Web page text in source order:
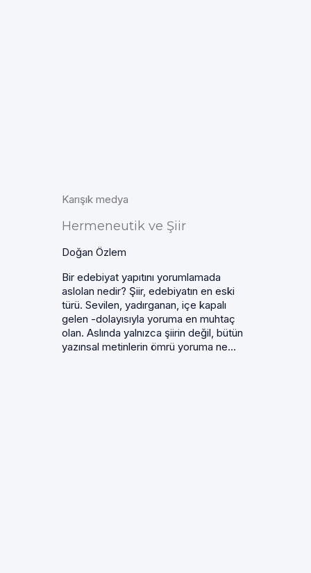
Karışık medya
Hermeneutik ve Şiir
Doğan Özlem
Bir edebiyat yapıtını yorumlamada
aslolan nedir? Şiir, edebiyatın en eski
türü. Sevilen, yadırganan, içe kapalı
gelen -dolayısıyla yoruma en muhtaç
olan. Aslında yalnızca şiirin değil, bütün
yazınsal metinlerin ömrü yoruma ne...